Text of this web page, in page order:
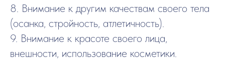
8. Внимание к другим качествам своего тела
(осанка, стройность, атлетичность).
9. Внимание к красоте своего лица,
внешности, использование косметики.